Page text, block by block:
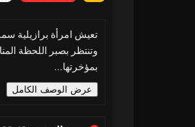
تعيش امرأة برازيلية
وتنتظر بصبر اللحظة
بمؤخرتها...
عرض الوصف الكامل